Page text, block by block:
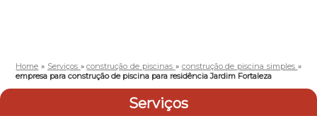
Home » Serviços »construção de piscinas » construção de piscina simples »
empresa para construção de piscina para residência Jardim Fortaleza
Serviços